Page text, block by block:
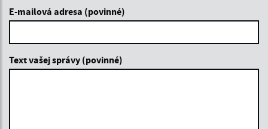
E-mailová adresa (povinné)
Text vašej správy (povinné)